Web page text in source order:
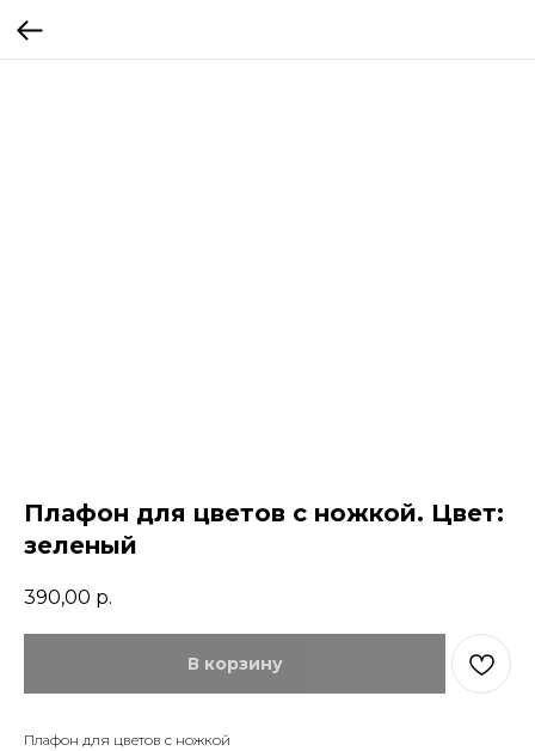
Плафон для цветов с ножкой. Цвет:
зеленый
390,00 р.
В корзину
Плафон для цветов с ножкой